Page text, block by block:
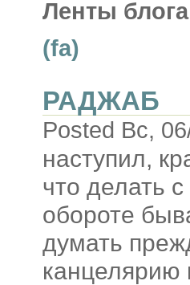
Ленты
(fa)
РАДЖАБ
Posted Вс,
наступил,
что делать
обороте
думать
канцелярию